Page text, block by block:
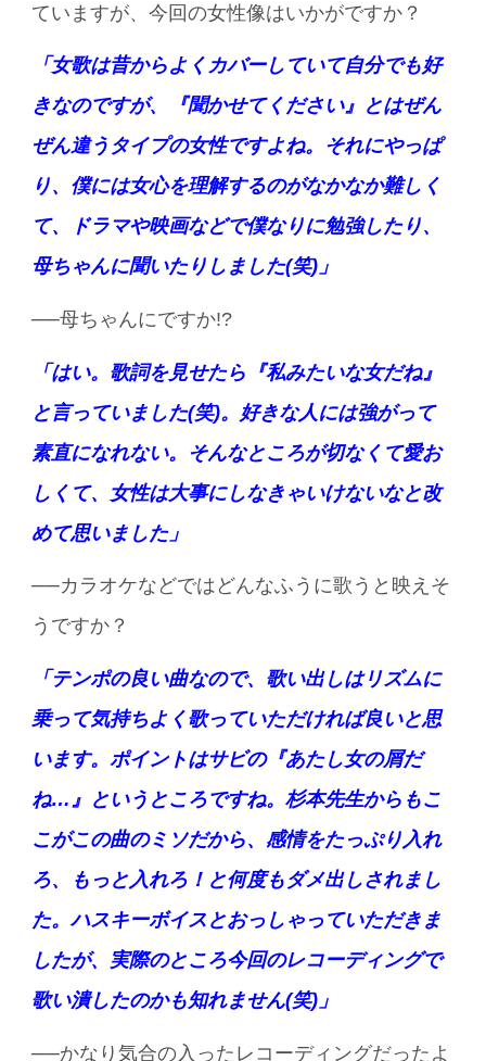
ていますが、今回の女性像はいかがですか？
「女歌は昔からよくカバーしていて自分でも好
きなのですが、『聞かせてください』とはぜん
ぜん違うタイプの女性ですよね。それにやっぱ
り、僕には女心を理解するのがなかなか難しく
て、ドラマや映画などで僕なりに勉強したり、
母ちゃんに聞いたりしました(笑)」
──母ちゃんにですか!?
「はい。歌詞を見せたら『私みたいな女だね』
と言っていました(笑)。好きな人には強がって
素直になれない。そんなところが切なくて愛お
しくて、女性は大事にしなきゃいけないなと改
めて思いました」
──カラオケなどではどんなふうに歌うと映えそ
うですか？
「テンポの良い曲なので、歌い出しはリズムに
乗って気持ちよく歌っていただければ良いと思
います。ポイントはサビの『あたし女の屑だ
ね…』というところですね。杉本先生からもこ
こがこの曲のミソだから、感情をたっぷり入れ
ろ、もっと入れろ！と何度もダメ出しされまし
た。ハスキーボイスとおっしゃっていただきま
したが、実際のところ今回のレコーディングで
歌い潰したのかも知れません(笑)」
──かなり気合の入ったレコーディングだったよ